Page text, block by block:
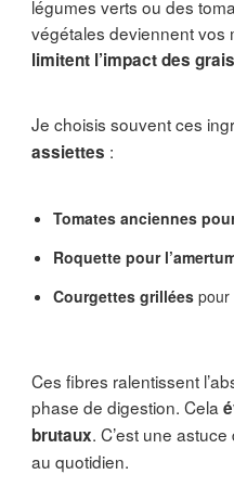
légumes verts ou des
végétales deviennent vos
limitent l’impact des
Je choisis souvent ces
assiettes :
Tomates anciennes
Roquette pour
Courgettes grilléespour
Ces fibres ralentissent
phase de digestion. Cela
brutaux. C’est une
au quotidien.